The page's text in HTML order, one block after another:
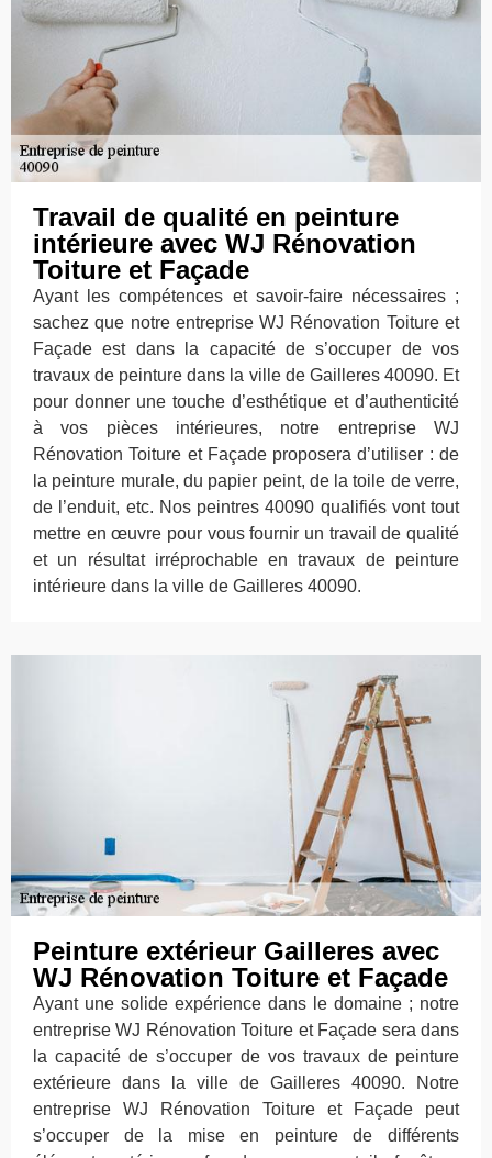
Travail de qualité en peinture
intérieure avec WJ Rénovation
Toiture et Façade
Ayant les compétences et savoir-faire nécessaires ;
sachez que notre entreprise WJ Rénovation Toiture et
Façade est dans la capacité de s’occuper de vos
travaux de peinture dans la ville de Gailleres 40090. Et
pour donner une touche d’esthétique et d’authenticité
à vos pièces intérieures, notre entreprise WJ
Rénovation Toiture et Façade proposera d’utiliser : de
la peinture murale, du papier peint, de la toile de verre,
de l’enduit, etc. Nos peintres 40090 qualifiés vont tout
mettre en œuvre pour vous fournir un travail de qualité
et un résultat irréprochable en travaux de peinture
intérieure dans la ville de Gailleres 40090.
Peinture extérieur Gailleres avec
WJ Rénovation Toiture et Façade
Ayant une solide expérience dans le domaine ; notre
entreprise WJ Rénovation Toiture et Façade sera dans
la capacité de s’occuper de vos travaux de peinture
extérieure dans la ville de Gailleres 40090. Notre
entreprise WJ Rénovation Toiture et Façade peut
s’occuper de la mise en peinture de différents